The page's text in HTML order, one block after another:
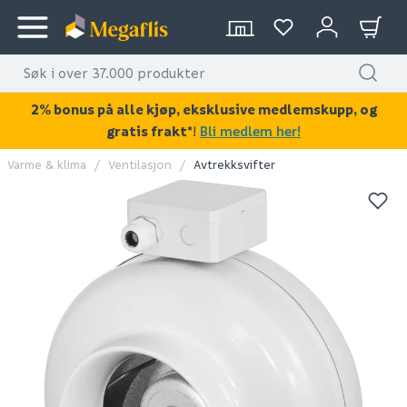
KAN DISSE VÆRE AV INTERESSE?
Varme & klima Ventilasjon Avtrekksvifter
2% bonus på alle kjøp, eksklusive medlemskupp, og
gratis frakt*! Bli medlem her!